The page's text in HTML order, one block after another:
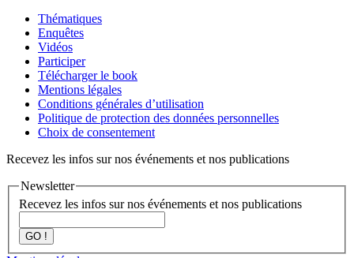
Thématiques
Enquêtes
Vidéos
Participer
Télécharger le book
Mentions légales
Conditions générales d’utilisation
Politique de protection des données personnelles
Choix de consentement
Recevez les infos sur nos événements et nos publications
Newsletter
Recevez les infos sur nos événements et nos publications
GO !